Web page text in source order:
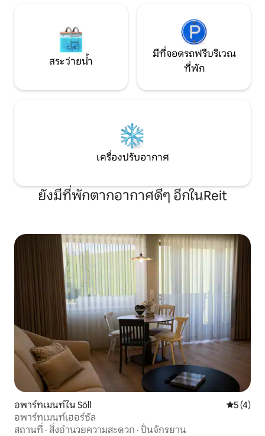
สระว่ายน้ำ
มีที่จอดรถฟรีบริเวณ
ที่พัก
เครื่องปรับอากาศ
ยังมีที่พักตากอากาศดีๆ อีกในReit
อพาร์ทเมนท์ใน Söll คะแนนเฉ
5 (4)
อพาร์ทเมนท์เฮอร์ซัล
สถานที่ · สิ่งอำนวยความสะดวก · ปั่นจักรยาน